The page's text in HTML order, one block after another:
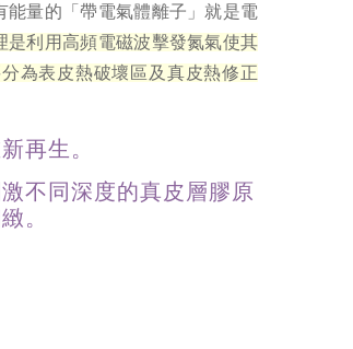
量的「帶電氣體離子」就是電
是利用高頻電磁波擊發氮氣使其
為表皮熱破壞區及真皮熱修正
再生。
不同深度的真皮層膠原
。